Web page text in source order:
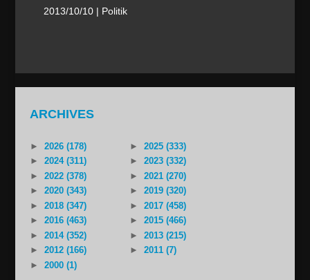
2013/10/10| Politik
ARCHIVES
► 2026 (178) ►
2025 (333)
►
2024 (311) ►
2023 (332)
►
2022 (378) ►
2021 (270)
►
2020 (343) ►
2019 (320)
►
2018 (347) ►
2017 (458)
►
2016 (463) ►
2015 (466)
►
2014 (352) ►
2013 (215)
►
2012 (166) ►
2011 (7)
►
2000 (1)